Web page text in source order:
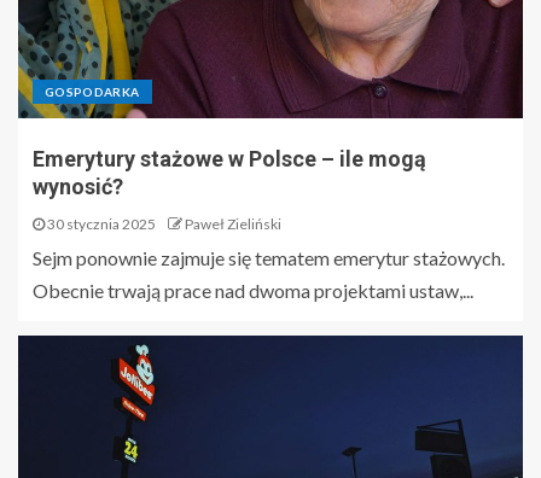
GOSPODARKA
Emerytury stażowe w Polsce – ile mogą
wynosić?
30 stycznia 2025 Paweł Zieliński
Sejm ponownie zajmuje się tematem emerytur stażowych.
Obecnie trwają prace nad dwoma projektami ustaw,...